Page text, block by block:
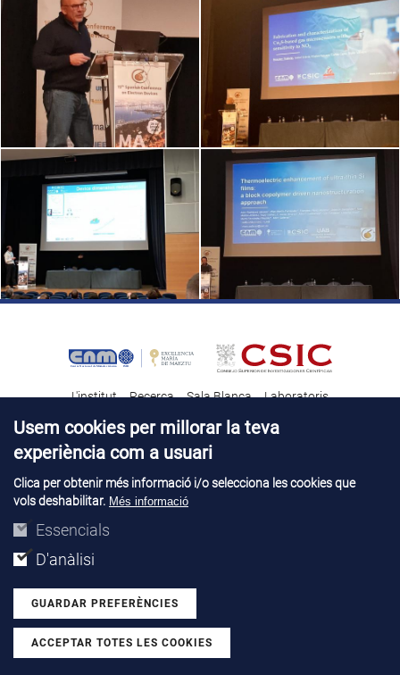
L'institut Recerca Sala Blanca
Laboratoris
Transferència tecnològica
Notícies & Divulgació
Contacte Talent
Avís legal Perfil del contractant
Usem cookies per millorar la teva
experiència com a usuari
Clica per obtenir més informació i/o selecciona les cookies que
vols deshabilitar. Més informació
Essencials
D'anàlisi
GUARDAR PREFERÈNCIES
ACCEPTAR TOTES LES COOKIES